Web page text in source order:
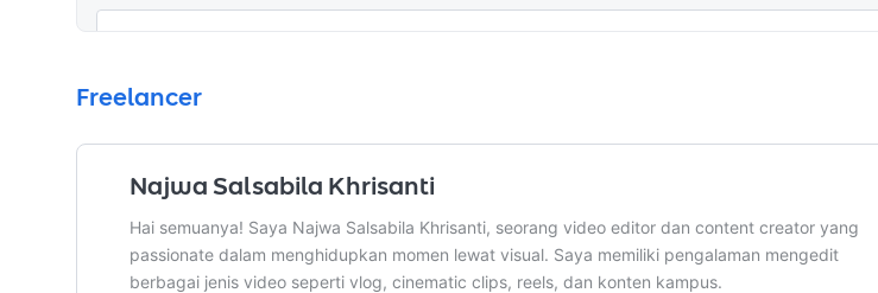
Waktu pengerjaan
(Revisi tidak termasuk perubahan konsep/video secara keseluruhan.)
Apa yang akan diterima pemberi kerja
• Cinematic Editing
Freelancer
Najwa Salsabila Khrisanti
Hai semuanya! Saya Najwa Salsabila Khrisanti, seorang video editor dan content creator yang
passionate dalam menghidupkan momen lewat visual. Saya memiliki pengalaman mengedit
berbagai jenis video seperti vlog, cinematic clips, reels, dan konten kampus.